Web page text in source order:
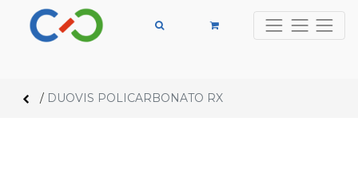
/ DUOVIS POLICARBONATO RX